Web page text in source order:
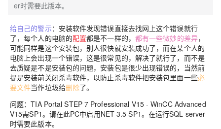
er时需要此版本。
给自己的警示：安装软件发现错误直接去找网上这个错误就行
了，每个人的电脑的配置都是不一样的， 都有一些微妙的差异，
可能同样是这个安装包，别人很快就安装成功了，而在某个人的
电脑上会出现一个错误，这是很常见的，解决了就行了，而不是
去质疑是不是安装包的问题，安装包是很少出现错误的，当然前
提是安装前关闭杀毒软件，以防止杀毒软件把安装包里面一些必
要文件当作垃圾给删除了。
问题：TIA Portal STEP 7 Professional V15 - WinCC Advanced
V15需SP1。请在此PC中启用NET 3.5 SP1。在运行SQL server
时需要此版本。